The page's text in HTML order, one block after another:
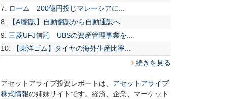
ローム 200億円投じマレーシアに...
【AI翻訳】自動翻訳から自動通訳へ
三菱UFJ信託 UBSの資産管理事業を...
【東洋ゴム】タイヤの海外生産比率...
続きを見る
アセットアライブ投資レポートは、 アセットアライブ
株式情報の姉妹サイトです。経済、企業、マーケット